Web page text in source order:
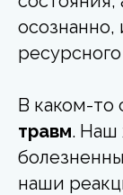
осознанно,
ресурсного
В каком-то
травм. Наш
наши